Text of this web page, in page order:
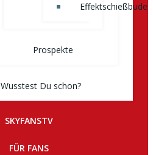
Effektschießbude
Prospekte
Wusstest Du schon?
SKYFANSTV
FÜR FANS